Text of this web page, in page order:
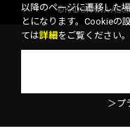
©KADOKAWA
以降のページに遷移した
とになります。Cookieの
ては詳細 をご覧ください。
＞プ